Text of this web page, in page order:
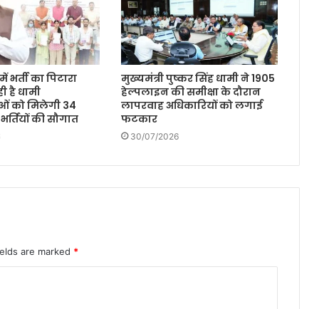
का पिटारा
है धामी
को मिलेगी 34
की सौगात
मुख्यमंत्री पुष्कर सिंह धामी ने 1905
हेल्पलाइन की समीक्षा के दौरान
लापरवाह अधिकारियों को लगाई
फटकार
30/07/2026
are marked *